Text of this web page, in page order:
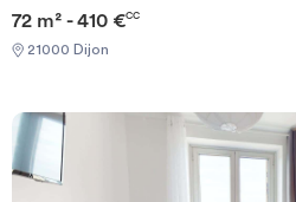
Garantie Visale obligatoirement et
[ENG] CHECK-IN CAN ONLY BE DONE ON WEEKDAYS AND
NOT AT WEEKENDS +++You must provide a Visale Guarantee
72 m² - 410 €CC
21000 Dijon